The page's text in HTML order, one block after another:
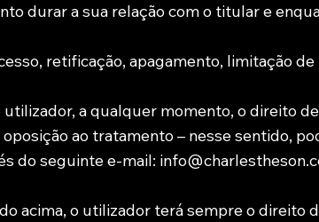
durar a sua relação com o titular e
retificação, apagamento, limitação
utilizador, a qualquer momento, o direito
ao tratamento – nesse sentido,
do seguinte e-mail:
acima, o utilizador terá sempre o direito